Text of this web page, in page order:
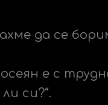
да се
е с
си?“.